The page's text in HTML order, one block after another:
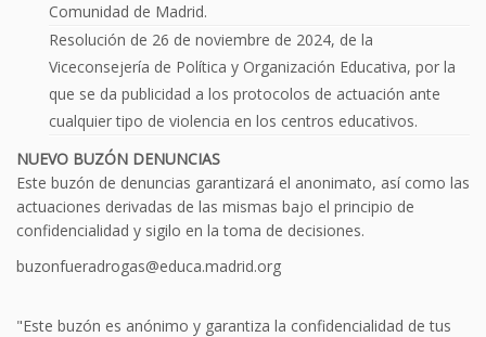
Comunidad de Madrid.
Resolución de 26 de noviembre de 2024, de la
Viceconsejería de Política y Organización Educativa, por la
que se da publicidad a los protocolos de actuación ante
cualquier tipo de violencia en los centros educativos.
NUEVO BUZÓN DENUNCIAS
Este buzón de denuncias garantizará el anonimato, así como las
actuaciones derivadas de las mismas bajo el principio de
confidencialidad y sigilo en la toma de decisiones.
buzonfueradrogas@educa.madrid.org
"Este buzón es anónimo y garantiza la confidencialidad de tus